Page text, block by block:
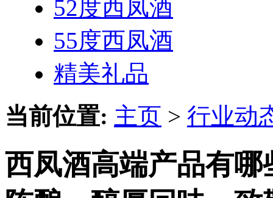
52度西凤酒
55度西凤酒
精美礼品
当前位置: 主页 > 行业动
西凤酒高端产品有哪